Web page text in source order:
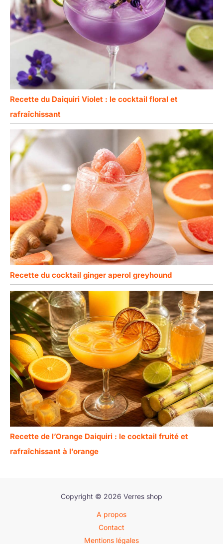
Recette du Daiquiri Violet : le cocktail floral et
rafraîchissant
Recette du cocktail ginger aperol greyhound
Recette de l’Orange Daiquiri : le cocktail fruité et
rafraîchissant à l’orange
Copyright © 2026 Verres shop
A propos
Contact
Mentions légales